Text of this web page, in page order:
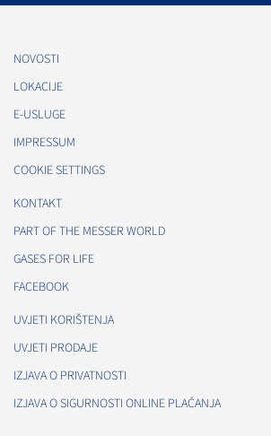
NOVOSTI
LOKACIJE
E-USLUGE
IMPRESSUM
COOKIE SETTINGS
KONTAKT
PART OF THE MESSER WORLD
GASES FOR LIFE
FACEBOOK
UVJETI KORIŠTENJA
UVJETI PRODAJE
IZJAVA O PRIVATNOSTI
IZJAVA O SIGURNOSTI ONLINE PLAĆANJA